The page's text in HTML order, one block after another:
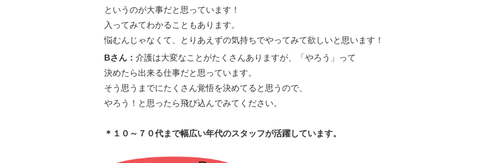
というのが大事だと思っています！
入ってみてわかることもあります。
悩むんじゃなくて、とりあえずの気持ちでやってみて欲しいと思います！
Bさん： 介護は大変なことがたくさんありますが、「やろう」って
決めたら出来る仕事だと思っています。
そう思うまでにたくさん覚悟を決めてると思うので、
やろう！と思ったら飛び込んでみてください。
＊１０～７０代まで幅広い年代のスタッフが活躍しています。